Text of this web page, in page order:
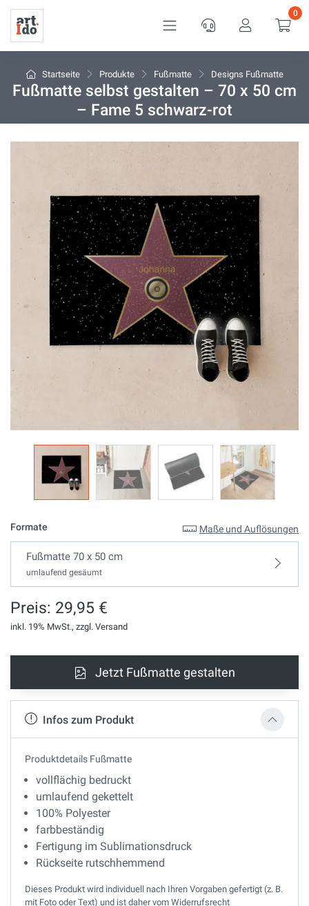
Service
0
Startseite Produkte Fußmatte Designs Fußmatte
Fußmatte selbst gestalten – 70 x 50 cm
– Fame 5 schwarz-rot
Formate Maße und Auflösungen
Fußmatte 70 x 50 cm
umlaufend gesäumt
Preis: 29,95 €
inkl. 19% MwSt., zzgl. Versand
Jetzt Fußmatte gestalten
Infos zum Produkt
Produktdetails Fußmatte
vollflächig bedruckt
umlaufend gekettelt
100% Polyester
farbbeständig
Fertigung im Sublimationsdruck
Rückseite rutschhemmend
Dieses Produkt wird individuell nach Ihren Vorgaben gefertigt (z. B.
mit Foto oder Text) und ist daher vom Widerrufsrecht